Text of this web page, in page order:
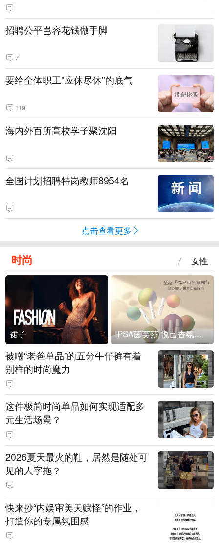
招聘公平岂容花钱做手脚
7
要给全体职工"应休尽休"的底气
119
海内外百所高校学子聚沈阳
全国计划招聘特岗教师8954名
点击查看更多
时尚 女性
裙子 IPSA茵芙莎 悦己香氛凝露上市
被嘲“老爸单品”的五分牛仔裤有着
别样的时尚魔力
这件极简时尚单品如何实现适配多
元生活场景？
2026夏天最火的鞋，居然是随处可
见的人字拖？
快来抄“内娱审美天赋怪”的作业，
打造你的专属氛围感